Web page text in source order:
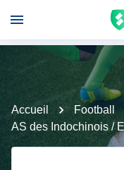
Accueil Football
AS des Indochinois /